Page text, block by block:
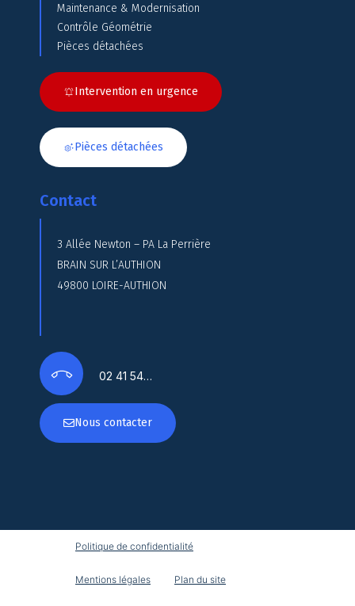
Maintenance & Modernisation
Contrôle Géométrie
Pièces détachées
Intervention en urgence
Pièces détachées
Contact
3 Allée Newton – PA La Perrière
BRAIN SUR L’AUTHION
49800 LOIRE-AUTHION
02 41 54…
Nous contacter
Politique de confidentialité
Mentions légales Plan du site